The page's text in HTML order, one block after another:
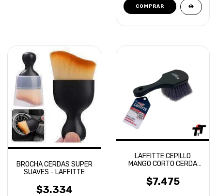
BROCHA CERDAS SUPER
SUAVES - LAFFITTE
$3.334
LAFFITTE CEPILLO
MANGO CORTO CERDA
PASARUEDAS
$7.475